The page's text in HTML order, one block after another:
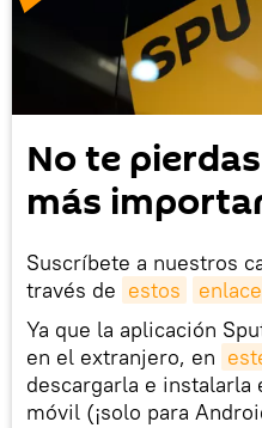
No te
más
Suscríbete a nuestros
través de estos
Ya que la aplicación
en el extranjero, en
descargarla e instalarla
móvil (¡solo para